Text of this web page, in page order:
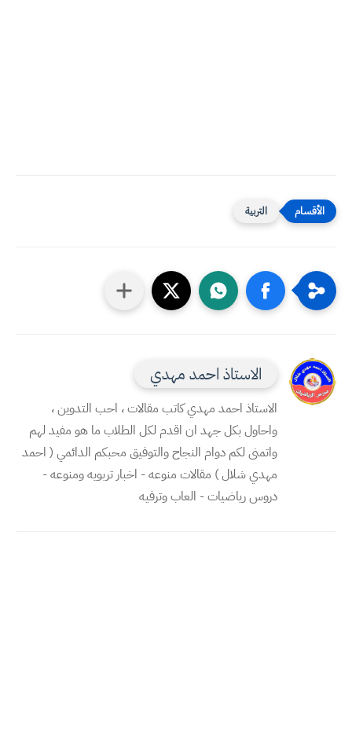
التربية
الاستاذ احمد مهدي
الاستاذ احمد مهدي كاتب مقالات ، احب التدوين ،
واحاول بكل جهد ان اقدم لكل الطلاب ما هو مفيد لهم
واتمنى لكم دوام النجاح والتوفيق محبكم الدائمي ( احمد
مهدي شلال ) مقالات منوعه - اخبار تربويه ومنوعه -
دروس رياضيات - العاب وترفيه